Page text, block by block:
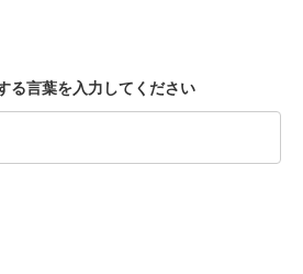
る言葉を入力してください